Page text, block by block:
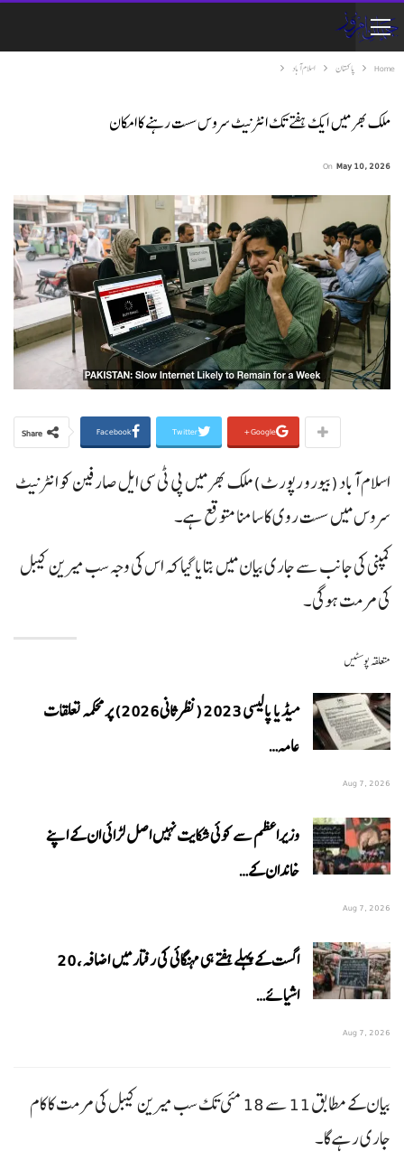
Home پاکستان اسلام آباد
ملک بھر میں ایک ہفتے تک انٹرنیٹ سروس سست رہنے کا امکان
On May 10, 2026
Share Facebook Twitter Google+
اسلام آباد (بیورو رپورٹ)ملک بھر میں پی ٹی سی ایل صارفین کو انٹرنیٹ
سروس میں سست روی کا سامنا متوقع ہے۔
کمپنی کی جانب سے جاری بیان میں بتایا گیا کہ اس کی وجہ سب میرین کیبل
کی مرمت ہوگی۔
متعلقہ پوسٹیں
میڈیا پالیسی 2023 (نظرثانی 2026) پر محکمہ تعلقات
عامہ…
Aug 7, 2026
وزیراعظم سے کوئی شکایت نہیں اصل لڑائی ان کے اپنے
خاندان کے…
Aug 7, 2026
اگست کے پہلے ہفتے ہی مہنگائی کی رفتار میں اضافہ، 20
اشیائے…
Aug 7, 2026
بیان کے مطابق 11 سے 18 مئی تک سب میرین کیبل کی مرمت کا کام
جاری رہے گا۔